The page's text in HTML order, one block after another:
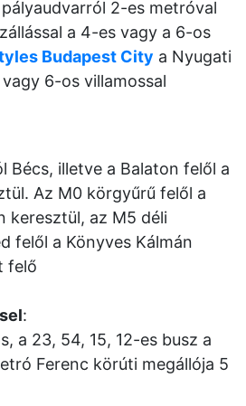
2-es metróval
a 4-es vagy a 6-os
Budapest City a Nyugati
6-os villamossal
Bécs, illetve a Balaton felől a
Az M0 körgyűrű felől a
keresztül, az M5 déli
felől a Könyves Kálmán
felő
:
a 23, 54, 15, 12-es busz a
Ferenc körúti megállója 5